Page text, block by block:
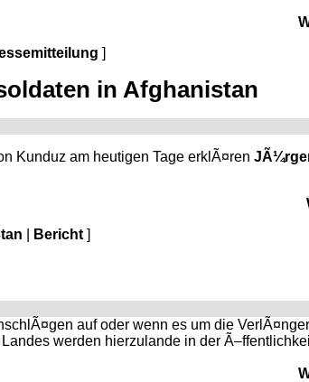
]
in Afghanistan
Kunduz am heutigen Tage erklÃ¤ren
Bericht ]
auf oder wenn es um die
werden hierzulande in der